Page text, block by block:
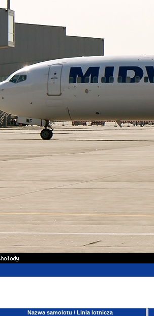
Nazwa samolotu / Linia lotnicza